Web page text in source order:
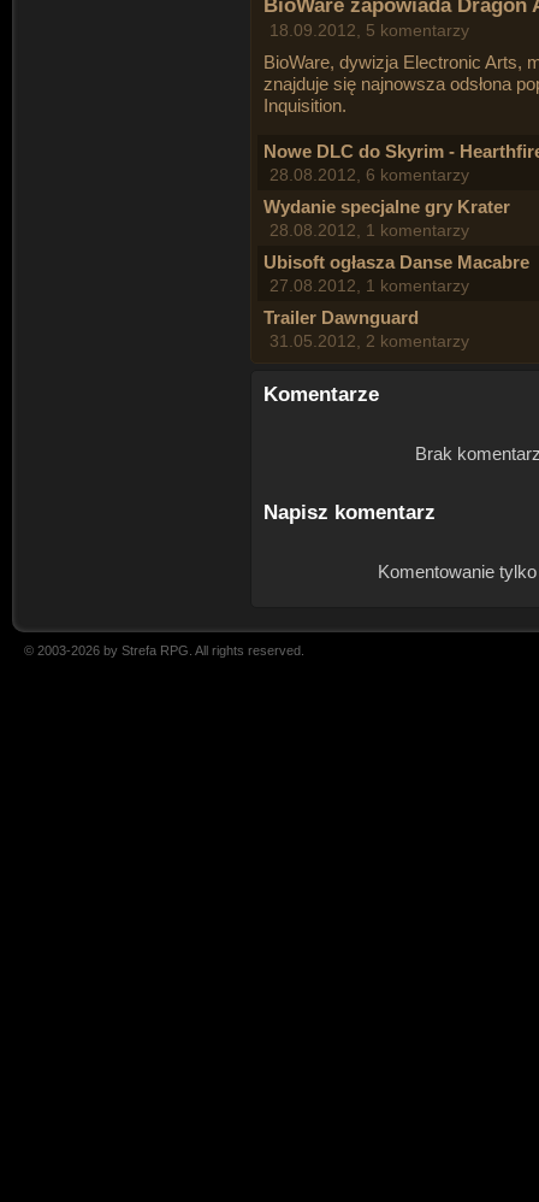
BioWare zapowiada Dragon
18.09.2012, 5 komentarzy
BioWare, dywizja Electronic Arts,
znajduje się najnowsza odsłona
Inquisition.
Nowe DLC do Skyrim -
28.08.2012, 6 komentarzy
Wydanie specjalne gry Krater
28.08.2012, 1 komentarzy
Ubisoft ogłasza Danse Macabre
27.08.2012, 1 komentarzy
Trailer Dawnguard
31.05.2012, 2 komentarzy
Komentarze
Brak
Napisz komentarz
Komentowanie
© 2003-2026 by Strefa RPG. All rights reserved.